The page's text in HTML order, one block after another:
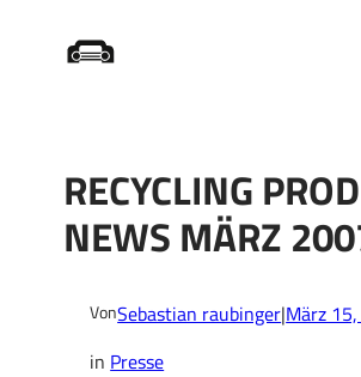
Startseite Recycling
RECYCLING
NEWS MÄRZ
VonSebastian raubinger|März
in Presse